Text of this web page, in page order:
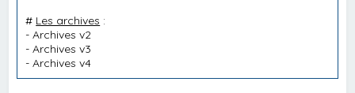
# Les archives :
-Archives v2
-Archives v3
-Archives v4